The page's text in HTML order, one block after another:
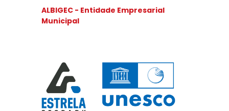
ALBIGEC - Entidade Empresarial
Municipal